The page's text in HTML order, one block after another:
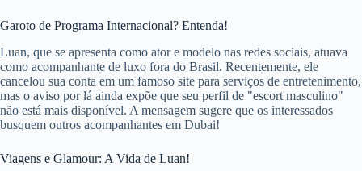
Garoto de Programa Internacional? Entenda!
Luan, que se apresenta como ator e modelo nas redes sociais, atuava
como acompanhante de luxo fora do Brasil. Recentemente, ele
cancelou sua conta em um famoso site para serviços de entretenimento,
mas o aviso por lá ainda expõe que seu perfil de "escort masculino"
não está mais disponível. A mensagem sugere que os interessados
busquem outros acompanhantes em Dubai!
Viagens e Glamour: A Vida de Luan!